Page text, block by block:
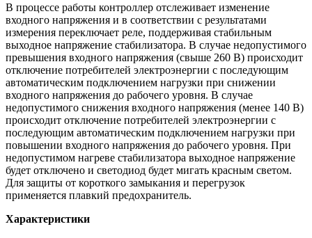
В процессе работы контроллер отслеживает изменение
входного напряжения и в соответствии с результатами
измерения переключает реле, поддерживая стабильным
выходное напряжение стабилизатора. В случае недопустимого
превышения входного напряжения (свыше 260 В) происходит
отключение потребителей электроэнергии с последующим
автоматическим подключением нагрузки при снижении
входного напряжения до рабочего уровня. В случае
недопустимого снижения входного напряжения (менее 140 В)
происходит отключение потребителей электроэнергии с
последующим автоматическим подключением нагрузки при
повышении входного напряжения до рабочего уровня. При
недопустимом нагреве стабилизатора выходное напряжение
будет отключено и светодиод будет мигать красным светом.
Для защиты от короткого замыкания и перегрузок
применяется плавкий предохранитель.
Характеристики